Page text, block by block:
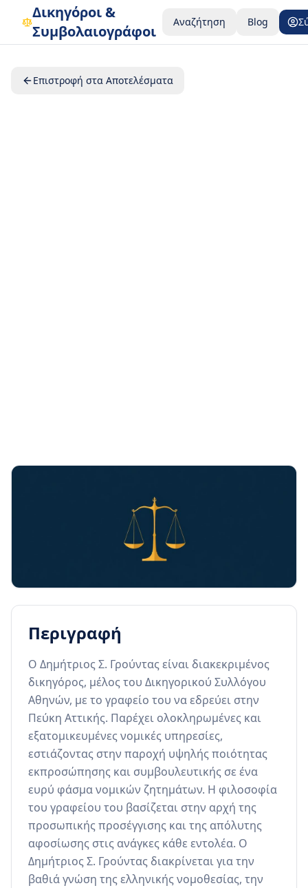
Δικηγόροι &
Συμβολαιογράφοι
Αναζήτηση Blog
Επιστροφή στα Αποτελέσματα
Περιγραφή
Ο Δημήτριος Σ. Γρούντας είναι διακεκριμένος
δικηγόρος, μέλος του Δικηγορικού Συλλόγου
Αθηνών, με το γραφείο του να εδρεύει στην
Πεύκη Αττικής. Παρέχει ολοκληρωμένες και
εξατομικευμένες νομικές υπηρεσίες,
εστιάζοντας στην παροχή υψηλής ποιότητας
εκπροσώπησης και συμβουλευτικής σε ένα
ευρύ φάσμα νομικών ζητημάτων. Η φιλοσοφία
του γραφείου του βασίζεται στην αρχή της
προσωπικής προσέγγισης και της απόλυτης
αφοσίωσης στις ανάγκες κάθε εντολέα. Ο
Δημήτριος Σ. Γρούντας διακρίνεται για την
βαθιά γνώση της ελληνικής νομοθεσίας, την